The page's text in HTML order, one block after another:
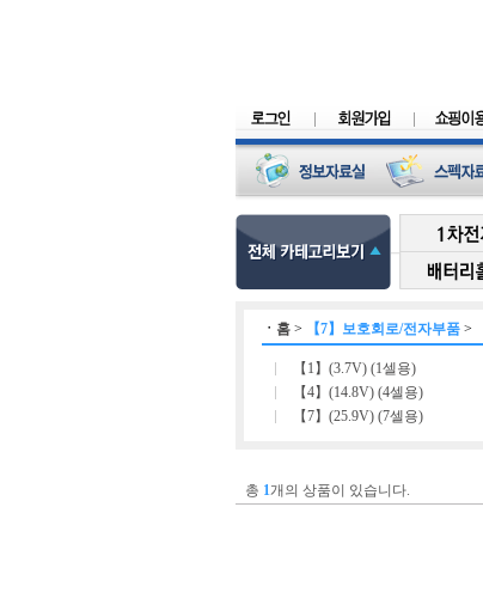
ㆍ 홈 > 【7】보호회로/전자부품 >
【1】(3.7V) (1셀용)
【4】(14.8V) (4셀용)
【7】(25.9V) (7셀용)
총 1개의 상품이 있습니다.